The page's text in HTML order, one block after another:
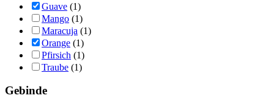
Guave (1)
Mango (1)
Maracuja (1)
Orange (1)
Pfirsich (1)
Traube (1)
Gebinde